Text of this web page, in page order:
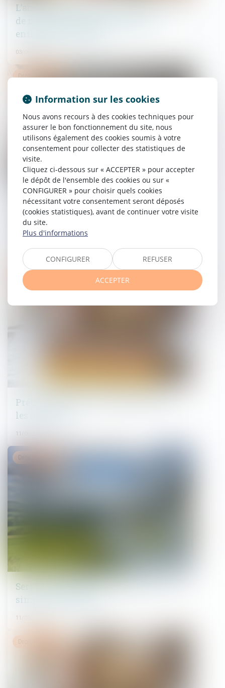
L’absence de valeur probante d’un acte
de notoriété acquisitive ne peut
entraîner sa nullité
03/06/2026
Propriétaires : comment vous assurer
de l'authenticité des justificatifs de
revenus ?
30/07/2025
Droit immobilier
Prêts à taux zéro : des précisions pour
les nouveaux
11/06/2025
Droit immobilier
Servitude de passage : l’enclave… ou la
simple commodité ?
11/03/2025
Droit immobilier
Droit immobilier
Information sur les cookies
Nous avons recours à des cookies techniques pour
assurer le bon fonctionnement du site, nous
utilisons également des cookies soumis à votre
consentement pour collecter des statistiques de
visite.
Cliquez ci-dessous sur « ACCEPTER » pour accepter
le dépôt de l'ensemble des cookies ou sur «
CONFIGURER » pour choisir quels cookies
nécessitant votre consentement seront déposés
(cookies statistiques), avant de continuer votre visite
du site.
Plus d'informations
CONFIGURER REFUSER
ACCEPTER